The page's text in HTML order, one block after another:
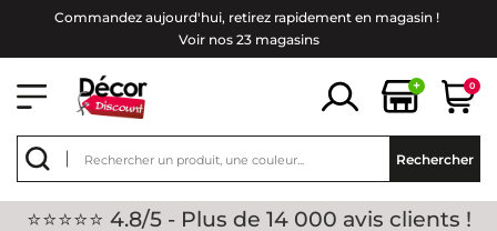
Commandez aujourd'hui, retirez rapidement en magasin !
Voir nos 23 magasins
+ 0
Rechercher
⭐⭐⭐⭐⭐ 4.8/5 - Plus de 14 000 avis clients !